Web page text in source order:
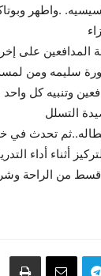
.واطهر
على
سليمه ومن
وتنبيه كل
التسلل
تحدث في
أثناء أداء
من الراحة